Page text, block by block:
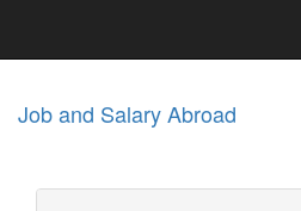
Job and Salary Abroad